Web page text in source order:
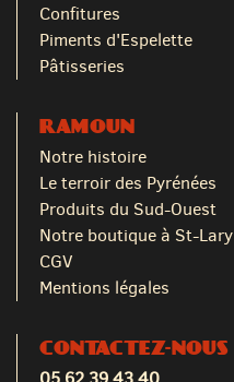
Confitures
Piments d'Espelette
Pâtisseries
RAMOUN
Notre histoire
Le terroir des Pyrénées
Produits du Sud-Ouest
Notre boutique à St-Lary
CGV
Mentions légales
CONTACTEZ-NOUS